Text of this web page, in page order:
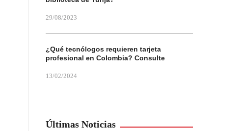
29/08/2023
¿Qué tecnólogos requieren tarjeta
profesional en Colombia? Consulte
13/02/2024
Últimas Noticias